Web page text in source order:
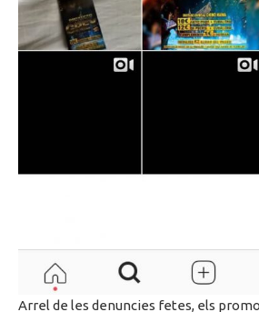
Arrel de les denuncies fetes, els